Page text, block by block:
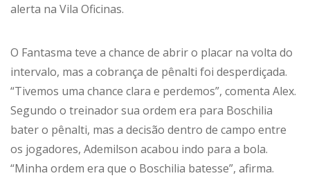
alerta na Vila Oficinas.
O Fantasma teve a chance de abrir o placar na volta do
intervalo, mas a cobrança de pênalti foi desperdiçada.
“Tivemos uma chance clara e perdemos”, comenta Alex.
Segundo o treinador sua ordem era para Boschilia
bater o pênalti, mas a decisão dentro de campo entre
os jogadores, Ademilson acabou indo para a bola.
“Minha ordem era que o Boschilia batesse”, afirma.